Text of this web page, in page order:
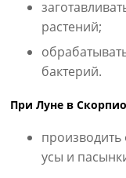
растений;
бактерий.
При Луне в
усы и